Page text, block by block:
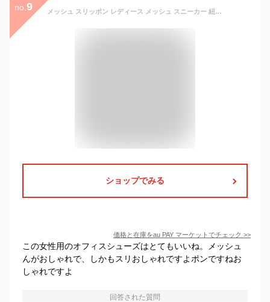
no. 9 メッシュ スリッポン レディース メッシュ スニーカー 紐なし 軽い 蒸れない 涼しい 夏 オフィス シューズ サンダル ビジネス カジュアル
ショップでみる
価格と在庫をau PAY マーケット でチェック >>
この女性用のオフィスシューズはとてもいいね。メッシュ
んがおしゃれで、しかもスリおしゃれですよポンですねお
しゃれですよ
回答された質問